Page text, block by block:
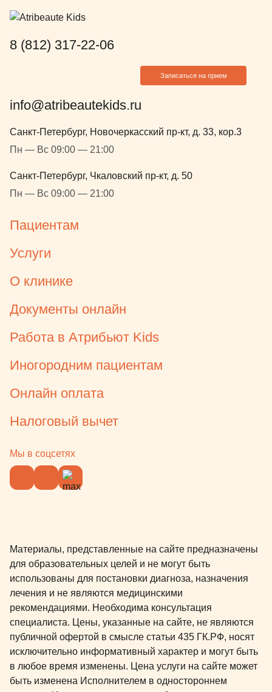
8 (812) 317-22-06
Записаться на прием
info@atribeautekids.ru
Санкт-Петербург, Новочеркасский пр-кт, д. 33, кор.3
Пн — Вс 09:00 — 21:00
Санкт-Петербург, Чкаловский пр-кт, д. 50
Пн — Вс 09:00 — 21:00
Пациентам
Услуги
О клинике
Документы онлайн
Работа в Атрибьют Kids
Иногородним пациентам
Онлайн оплата
Налоговый вычет
Мы в соцсетях
Материалы, представленные на сайте предназначены
для образовательных целей и не могут быть
использованы для постановки диагноза, назначения
лечения и не являются медицинскими
рекомендациями. Необходима консультация
специалиста. Цены, указанные на сайте, не являются
публичной офертой в смысле статьи 435 ГК.РФ, носят
исключительно информативный характер и могут быть
в любое время изменены. Цена услуги на сайте может
быть изменена Исполнителем в одностороннем